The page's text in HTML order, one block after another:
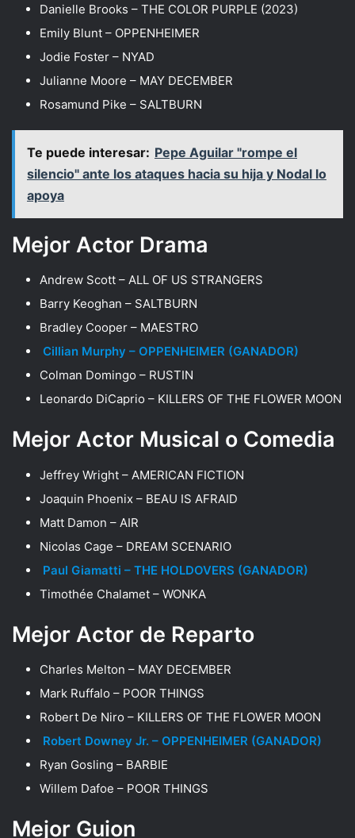
Danielle Brooks – THE COLOR PURPLE (2023)
Emily Blunt – OPPENHEIMER
Jodie Foster – NYAD
Julianne Moore – MAY DECEMBER
Rosamund Pike – SALTBURN
Te puede interesar: Pepe Aguilar "rompe el
silencio" ante los ataques hacia su hija y Nodal lo
apoya
Mejor Actor Drama
Andrew Scott – ALL OF US STRANGERS
Barry Keoghan – SALTBURN
Bradley Cooper – MAESTRO
Cillian Murphy – OPPENHEIMER (GANADOR)
Colman Domingo – RUSTIN
Leonardo DiCaprio – KILLERS OF THE FLOWER MOON
Mejor Actor Musical o Comedia
Jeffrey Wright – AMERICAN FICTION
Joaquin Phoenix – BEAU IS AFRAID
Matt Damon – AIR
Nicolas Cage – DREAM SCENARIO
Paul Giamatti – THE HOLDOVERS (GANADOR)
Timothée Chalamet – WONKA
Mejor Actor de Reparto
Charles Melton – MAY DECEMBER
Mark Ruffalo – POOR THINGS
Robert De Niro – KILLERS OF THE FLOWER MOON
Robert Downey Jr. – OPPENHEIMER (GANADOR)
Ryan Gosling – BARBIE
Willem Dafoe – POOR THINGS
Mejor Guion